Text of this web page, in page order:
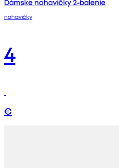
Dámske nohavičky 2-balenie
nohavičky
4
€